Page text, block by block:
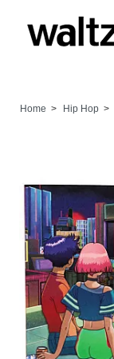
Home > Hip Hop >